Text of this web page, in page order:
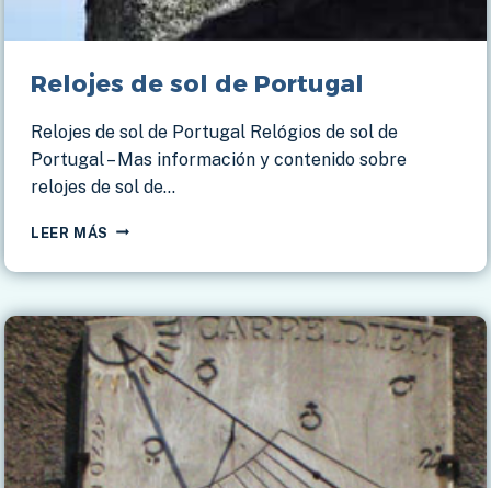
Relojes de sol de Portugal
Relojes de sol de Portugal Relógios de sol de
Portugal – Mas información y contenido sobre
relojes de sol de…
LEER MÁS RELOJES
SOL
PORTUGAL